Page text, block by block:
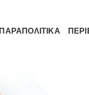
ΠΑΡΑΠΟΛΙΤΙΚΑ